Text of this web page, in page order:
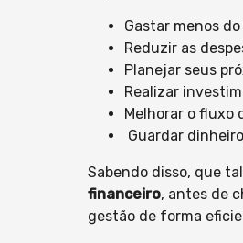
Gastar menos
Reduzir as
Planejar seus
Realizar
Melhorar o fluxo
Guardar
Sabendo disso, que
financeiro, antes de
gestão de forma